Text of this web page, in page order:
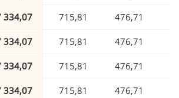
334,07 715,81 476,71
334,07 715,81 476,71
334,07 715,81 476,71
334,07 715,81 476,71